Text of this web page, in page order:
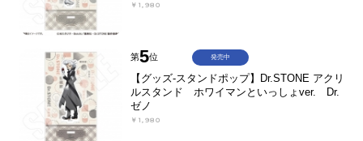
￥1,980
第5位
【グッズ-スタンドポップ】Dr.STONE アクリ
ルスタンド ホワイマンといっしょver. Dr.
ゼノ
￥1,980
発売中